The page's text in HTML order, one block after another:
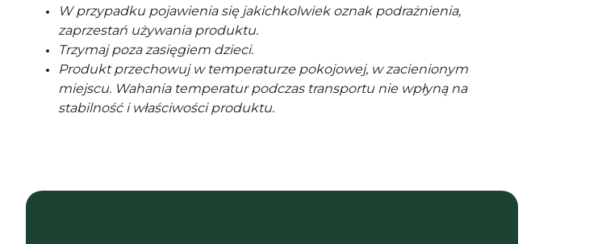
W przypadku pojawienia się jakichkolwiek oznak podrażnienia,
zaprzestań używania produktu.
Trzymaj poza zasięgiem dzieci.
Produkt przechowuj w temperaturze pokojowej, w zacienionym
miejscu. Wahania temperatur podczas transportu nie wpłyną na
stabilność i właściwości produktu.